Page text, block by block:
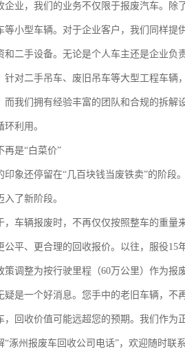
企业，我们的业务不仅限于报废汽车。
等小型车辆。对于企业客户，我们同样
和二手设备。无论是个人车主还是企业负
针对二手吊车、废旧吊车等大型工程车
而我们拥有经验丰富的团队和合规的拆
利用。
再是“白菜价”
印象还停留在“几百块钱当废铁卖”的阶
了新阶段。
，车辆报废时，不再仅仅按照整车的重
公平、更合理的回收报价。以往，服役
策调整为按行驶里程（60万公里）作为报
疑是一个好消息。您手中的老旧车辆，不
，回收价值可能远超您的预期。我们作
涿州报废车回收公司电话”，欢迎随时联